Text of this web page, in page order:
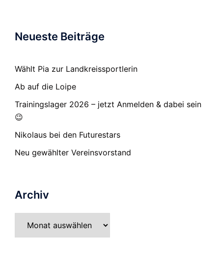
Neueste Beiträge
Wählt Pia zur Landkreissportlerin
Ab auf die Loipe
Trainingslager 2026 – jetzt Anmelden & dabei sein
😉
Nikolaus bei den Futurestars
Neu gewählter Vereinsvorstand
Archiv